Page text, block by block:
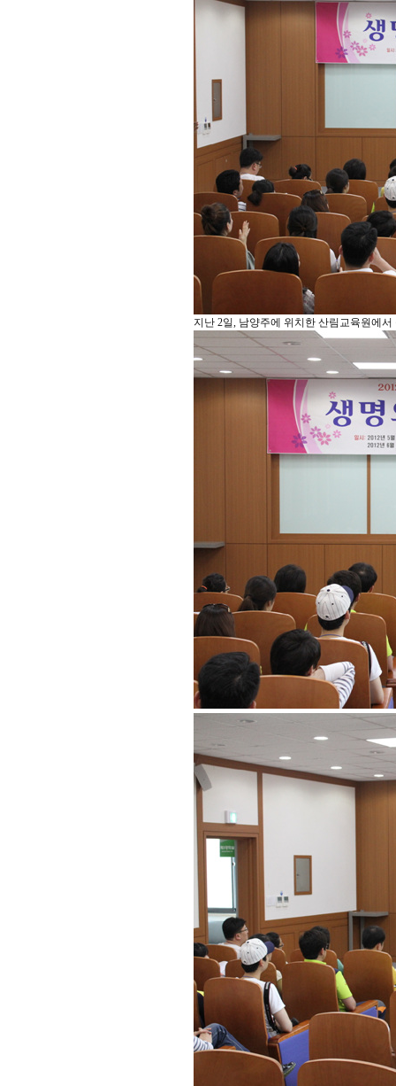
지난 2일, 남양주에 위치한 산림교육원에